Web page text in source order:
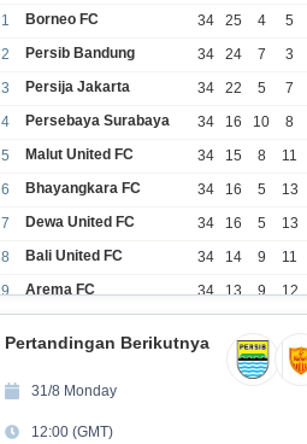
1 Borneo FC 34 25 4 5
2
Persib Bandung 34 24 7 3
3
Persija Jakarta 34 22 5 7
4
Persebaya Surabaya 34 16 10 8
5
Malut United FC 34 15 8 11
6
Bhayangkara FC 34 16 5 13
7
Dewa United FC 34 16 5 13
8
Bali United FC 34 14 9 11
9
Arema FC 34 13 9 12
0
1
11 12 11
2
Persik Kediri
Pertandingan Berikutnya
31/8 Monday
12:00 (GMT)